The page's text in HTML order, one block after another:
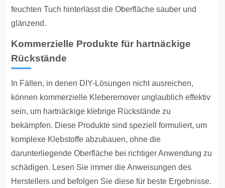
feuchten Tuch hinterlässt die Oberfläche sauber und
glänzend.
Kommerzielle Produkte für hartnäckige
Rückstände
In Fällen, in denen DIY-Lösungen nicht ausreichen,
können kommerzielle Kleberemover unglaublich effektiv
sein, um hartnäckige klebrige Rückstände zu
bekämpfen. Diese Produkte sind speziell formuliert, um
komplexe Klebstoffe abzubauen, ohne die
darunterliegende Oberfläche bei richtiger Anwendung zu
schädigen. Lesen Sie immer die Anweisungen des
Herstellers und befolgen Sie diese für beste Ergebnisse.